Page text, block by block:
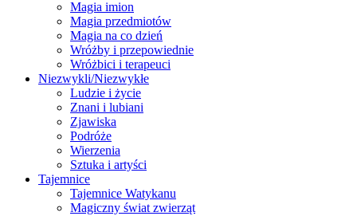
Magia imion
Magia przedmiotów
Magia na co dzień
Wróżby i przepowiednie
Wróżbici i terapeuci
Niezwykli/Niezwykłe
Ludzie i życie
Znani i lubiani
Zjawiska
Podróże
Wierzenia
Sztuka i artyści
Tajemnice
Tajemnice Watykanu
Magiczny świat zwierząt